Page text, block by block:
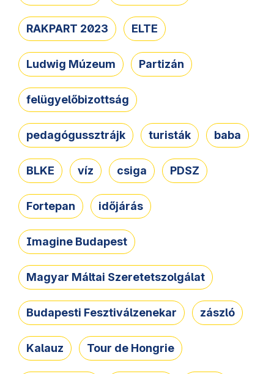
RAKPART 2023 ELTE
Ludwig Múzeum Partizán
felügyelőbizottság
pedagógussztrájk turisták baba
BLKE víz csiga PDSZ
Fortepan időjárás
Imagine Budapest
Magyar Máltai Szeretetszolgálat
Budapesti Fesztiválzenekar zászló
Kalauz Tour de Hongrie